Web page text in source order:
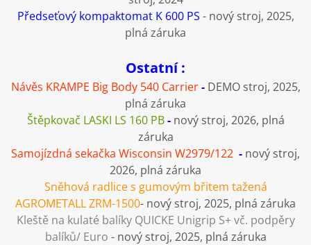
Předseťový kompaktomat K 600 PS - nový stroj, 2025,
plná záruka
Ostatní :
Návěs KRAMPE Big Body 540 Carrier - DEMO stroj, 2025,
plná záruka
Štěpkovač LASKI LS 160 PB- nový stroj, 2026, plná
záruka
Samojízdná sekačka Wisconsin W2979/122 - nový stroj,
2026, plná záruka
Sněhová radlice s gumovým břitem tažená
AGROMETALLZRM-1500- nový stroj, 2025, plná záruka
Kleště na kulaté balíky QUICKE Unigrip S+ vč. podpěry
balíků/ Euro - nový stroj, 2025, plná záruka